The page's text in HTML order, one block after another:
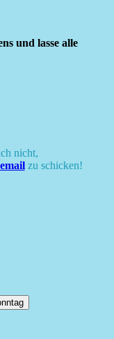
und lasse alle
nicht,
emailzu schicken!